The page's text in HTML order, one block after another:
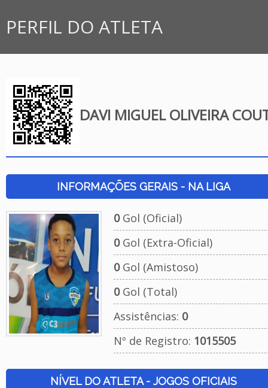
PERFIL DO ATLETA
DAVI MIGUEL OLIVEIRA
INFORMAÇÕES GERAIS - NA LIGA
0Gol (Oficial)
0Gol (Extra-Oficial)
0Gol (Amistoso)
0Gol (Total)
Assistências: 0
Nº de Registro: 1015505
NÍVEL DO ATLETA - JOGOS OFICIAIS